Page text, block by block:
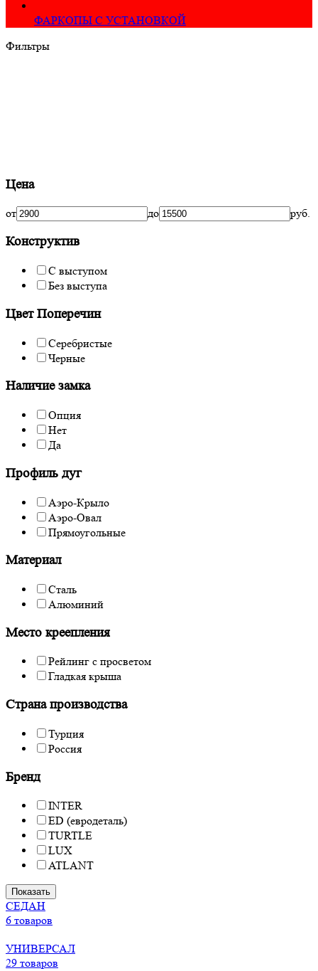
ФАРКОПЫ С УСТАНОВКОЙ
Фильтры
Цена
от до руб.
Конструктив
С выступом
Без выступа
Цвет Поперечин
Серебристые
Черные
Наличие замка
Опция
Нет
Да
Профиль дуг
Аэро-Крыло
Аэро-Овал
Прямоугольные
Материал
Сталь
Алюминий
Место креепления
Рейлинг с просветом
Гладкая крыша
Страна производства
Турция
Россия
Бренд
INTER
ED (евродеталь)
TURTLE
LUX
ATLANT
Показать
СЕДАН
6 товаров
УНИВЕРСАЛ
29 товаров